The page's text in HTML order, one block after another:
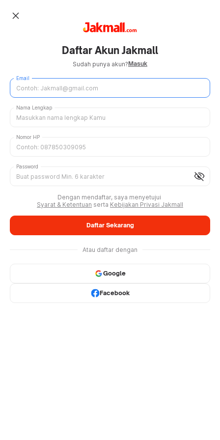
close
Daftar Akun Jakmall
Sudah punya akun?Masuk
Email
Nama Lengkap
Nomor HP
visibility_off
Password
Dengan mendaftar, saya menyetujui
Syarat & Ketentuan serta Kebijakan Privasi Jakmall
Daftar Sekarang
Atau daftar dengan
Google
Facebook